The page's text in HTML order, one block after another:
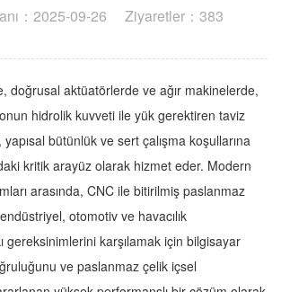
：2025-09-26 Ziyaretler：383
doğrusal aktüatörlerde ve ağır makinelerde,
hidrolik kuvveti ile yük gerektiren taviz
bütünlük ve sert çalışma koşullarına
kritik arayüz olarak hizmet eder. Modern
arasında, CNC ile bitirilmiş paslanmaz
otomotiv ve havacılık
gereksinimlerini karşılamak için bilgisayar
ve paslanmaz çelik içsel